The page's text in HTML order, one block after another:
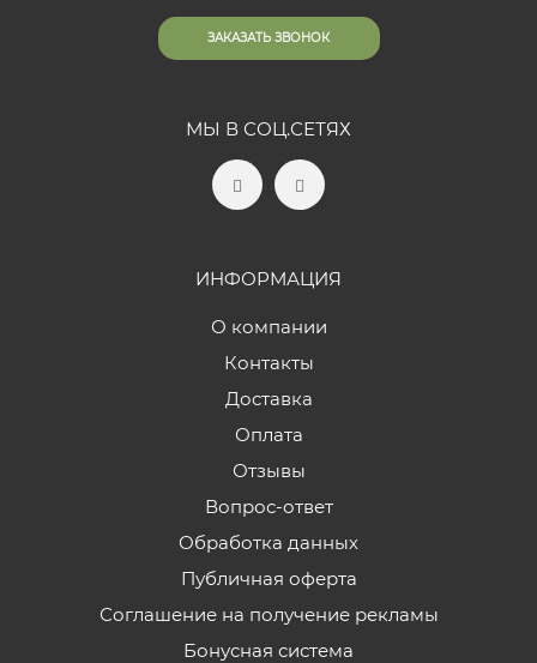
ЗАКАЗАТЬ ЗВОНОК
МЫ В СОЦ.СЕТЯХ
ИНФОРМАЦИЯ
О компании
Контакты
Доставка
Оплата
Отзывы
Вопрос-ответ
Обработка данных
Публичная оферта
Соглашение на получение рекламы
Бонусная система